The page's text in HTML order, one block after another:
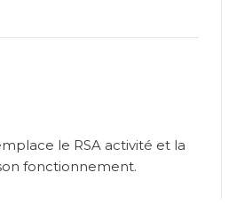
le RSA activité et la
fonctionnement.